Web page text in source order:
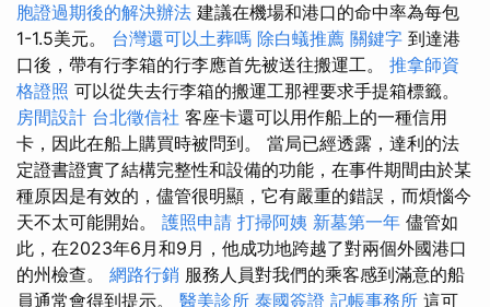
胞證過期後的解決辦法 建議在機場和港口的命中率為每包
1-1.5美元。 台灣還可以土葬嗎 除白蟻推薦 關鍵字 到達港
口後，帶有行李箱的行李應首先被送往搬運工。 推拿師資
格證照 可以從失去行李箱的搬運工那裡要求手提箱標籤。
房間設計 台北徵信社 客座卡還可以用作船上的一種信用
卡，因此在船上購買時被問到。 當局已經透露，達利的法
定證書證實了結構完整性和設備的功能，在事件期間由於某
種原因是有效的，儘管很明顯，它有嚴重的錯誤，而煩惱今
天不太可能開始。 護照申請 打掃阿姨 新墓第一年 儘管如
此，在2023年6月和9月，他成功地跨越了對兩個外國港口
的州檢查。 網路行銷 服務人員對我們的乘客感到滿意的船
員通常會得到提示。 醫美診所 泰國簽證 記帳事務所 這可